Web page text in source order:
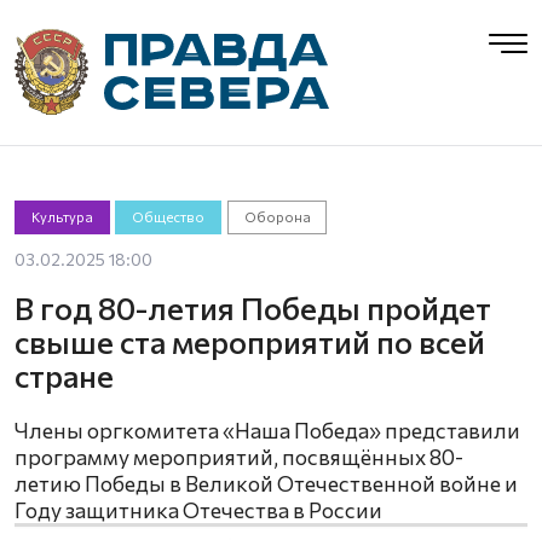
Культура Общество Оборона
03.02.2025 18:00
В год 80-летия Победы пройдет
свыше ста мероприятий по всей
стране
Члены оргкомитета «Наша Победа» представили
программу мероприятий, посвящённых 80-
летию Победы в Великой Отечественной войне и
Году защитника Отечества в России